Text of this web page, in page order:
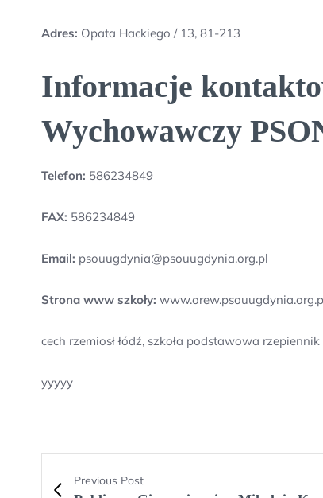
Adres: Opata Hackiego / 13, 81-213
Informacje
Wychowawczy
Telefon: 586234849
FAX: 586234849
Email: psouugdynia@psouugdynia.org.pl
Strona www szkoły:
cech rzemiosł łódź, szkoła podstawowa
yyyyy
Previous Post